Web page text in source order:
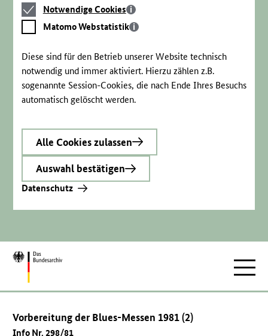
Notwendige
Cookies
Notwendige Cookies
Matomo
Webstatistik
Matomo Webstatistik
Diese sind für den Betrieb unserer Website technisch
notwendig und immer aktiviert. Hierzu zählen z.B.
sogenannte Session-Cookies, die nach Ende Ihres Besuchs
automatisch gelöscht werden.
Alle Cookies zulassen
Auswahl bestätigen
Datenschutz
Zur
Vorbereitung der Blues-Messen 1981 (2)
Info Nr. 298/81